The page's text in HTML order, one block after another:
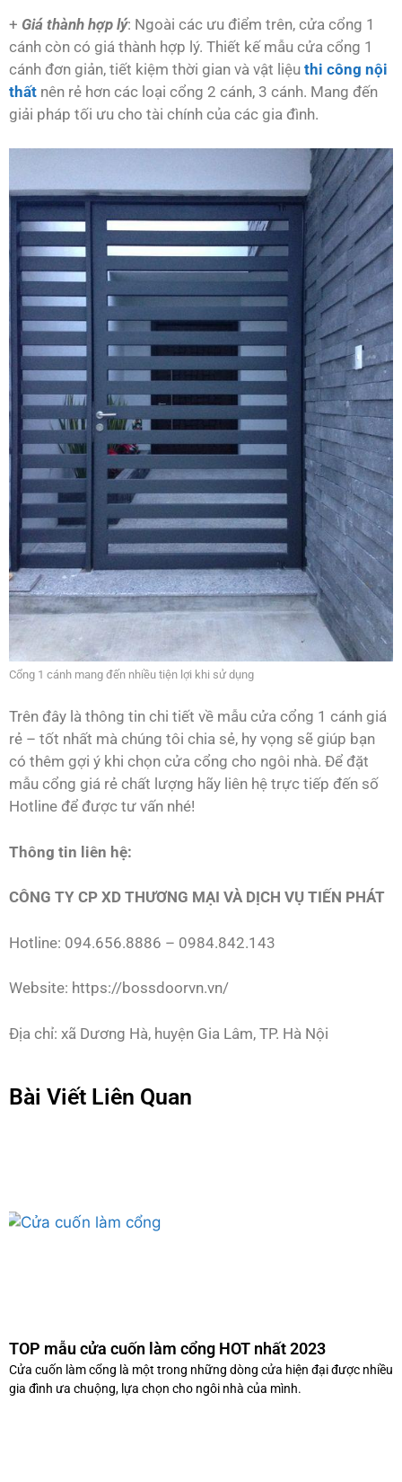
+ Giá thành hợp lý: Ngoài các ưu điểm trên, cửa cổng 1
cánh còn có giá thành hợp lý. Thiết kế mẫu cửa cổng 1
cánh đơn giản, tiết kiệm thời gian và vật liệu thi công nội
thất nên rẻ hơn các loại cổng 2 cánh, 3 cánh. Mang đến
giải pháp tối ưu cho tài chính của các gia đình.
Cổng 1 cánh mang đến nhiều tiện lợi khi sử dụng
Trên đây là thông tin chi tiết về mẫu cửa cổng 1 cánh giá
rẻ – tốt nhất mà chúng tôi chia sẻ, hy vọng sẽ giúp bạn
có thêm gợi ý khi chọn cửa cổng cho ngôi nhà. Để đặt
mẫu cổng giá rẻ chất lượng hãy liên hệ trực tiếp đến số
Hotline để được tư vấn nhé!
Thông tin liên hệ:
CÔNG TY CP XD THƯƠNG MẠI VÀ DỊCH VỤ TIẾN PHÁT
Hotline: 094.656.8886 – 0984.842.143
Website: https://bossdoorvn.vn/
Địa chỉ: xã Dương Hà, huyện Gia Lâm, TP. Hà Nội
Bài Viết Liên Quan
TOP mẫu cửa cuốn làm cổng HOT nhất 2023
Cửa cuốn làm cổng là một trong những dòng cửa hiện đại được nhiều
gia đình ưa chuộng, lựa chọn cho ngôi nhà của mình.